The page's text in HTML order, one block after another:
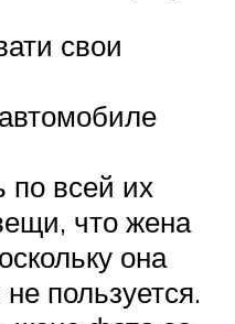
свои
по всей их
что жена
она
пользуется.